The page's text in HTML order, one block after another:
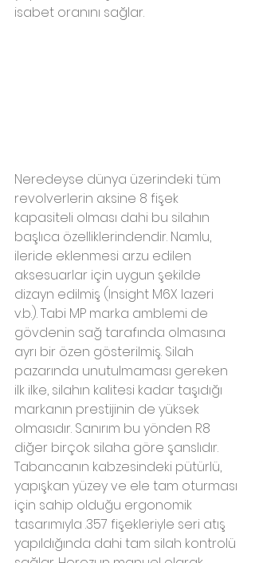
isabet oranını sağlar.
Neredeyse dünya üzerindeki tüm
revolverlerin aksine 8 fişek
kapasiteli olması dahi bu silahın
başlıca özelliklerindendir. Namlu,
ileride eklenmesi arzu edilen
aksesuarlar için uygun şekilde
dizayn edilmiş (Insight M6X lazeri
v.b.). Tabi MP marka amblemi de
gövdenin sağ tarafında olmasına
ayrı bir özen gösterilmiş. Silah
pazarında unutulmaması gereken
ilk ilke, silahın kalitesi kadar taşıdığı
markanın prestijinin de yüksek
olmasıdır. Sanırım bu yönden R8
diğer birçok silaha göre şanslıdır.
Tabancanın kabzesindeki pütürlü,
yapışkan yüzey ve ele tam oturması
için sahip olduğu ergonomik
tasarımıyla .357 fişekleriyle seri atış
yapıldığında dahi tam silah kontrolü